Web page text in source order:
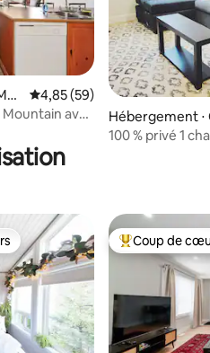
: 4,85 sur 5
Évaluation moyenne sur la
4,85 (59)
avec
Hébergement
100 % privé 1
les plus appréciés Coups de cœur
Coup de